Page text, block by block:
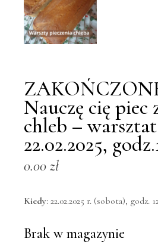
Nauczę cię piec
chleb –
22.02.2025,
0.00zł
Kiedy: 22.02.2025 r. (sobota), godz.
Brak w magazynie